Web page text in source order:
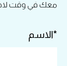
معك في وقت
*الاسم